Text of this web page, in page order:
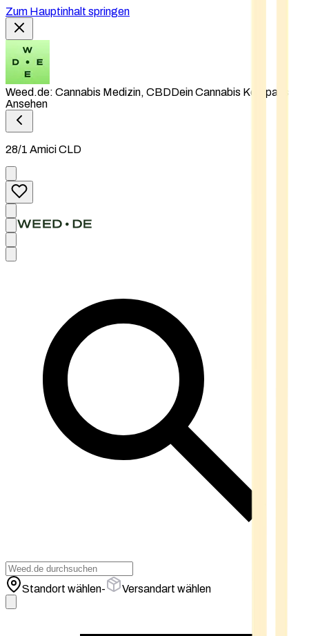
Zum Hauptinhalt springen
Weed.de: Cannabis Medizin, CBDDein Cannabis Kompass
Ansehen
28/1 Amici CLD
Standort wählen- Versandart wählen